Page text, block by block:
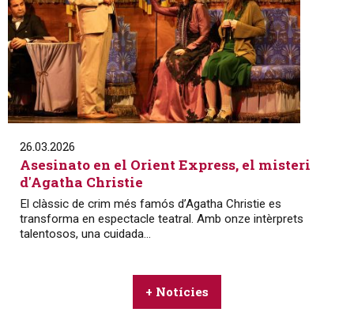
26.03.2026
Asesinato en el Orient Express, el misteri
d'Agatha Christie
El clàssic de crim més famós d’Agatha Christie es
transforma en espectacle teatral. Amb onze intèrprets
talentosos, una cuidada...
+ Notícies